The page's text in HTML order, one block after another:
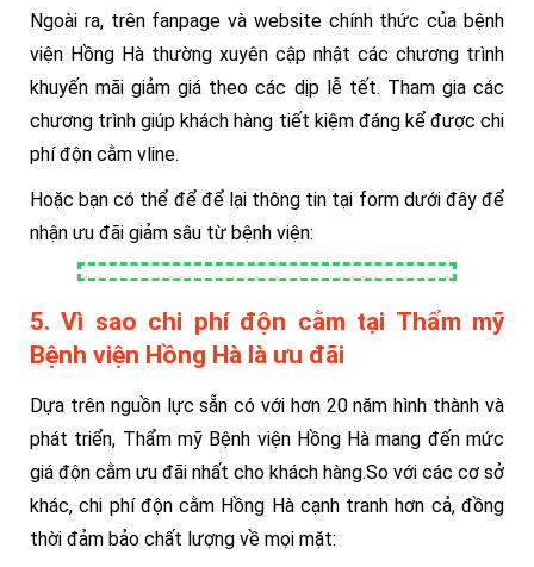
Ngoài ra, trên fanpage và website chính thức của bệnh
viện Hồng Hà thường xuyên cập nhật các chương trình
khuyến mãi giảm giá theo các dịp lễ tết. Tham gia các
chương trình giúp khách hàng tiết kiệm đáng kể được chi
phí độn cằm vline.
Hoặc bạn có thể để để lại thông tin tại form dưới đây để
nhận ưu đãi giảm sâu từ bệnh viện:
5. Vì sao chi phí độn cằm tại Thẩm mỹ
Bệnh viện Hồng Hà là ưu đãi
Dựa trên nguồn lực sẵn có với hơn 20 năm hình thành và
phát triển, Thẩm mỹ Bệnh viện Hồng Hà mang đến mức
giá độn cằm ưu đãi nhất cho khách hàng.So với các cơ sở
khác, chi phí độn cằm Hồng Hà cạnh tranh hơn cả, đồng
thời đảm bảo chất lượng về mọi mặt: